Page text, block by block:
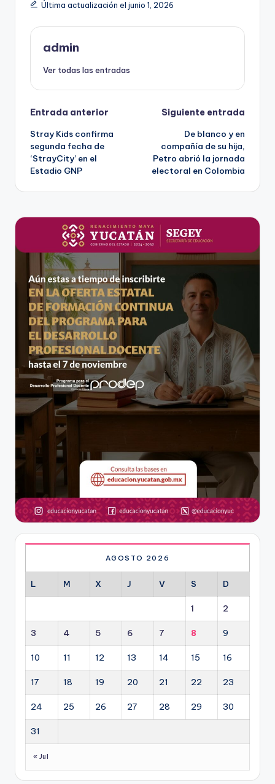
Última actualización el junio 1, 2026
admin
Ver todas las entradas
Navegación
de
entradas
Entrada anterior
Stray Kids confirma
segunda fecha de
‘StrayCity’ en el
Estadio GNP
Siguiente entrada
De blanco y en
compañía de su hija,
Petro abrió la jornada
electoral en Colombia
AGOSTO 2026
L M X J V S D
1 2
3 4 5 6 7 8 9
10 11 12 13 14 15 16
17 18 19 20 21 22 23
24 25 26 27 28 29 30
31
« Jul